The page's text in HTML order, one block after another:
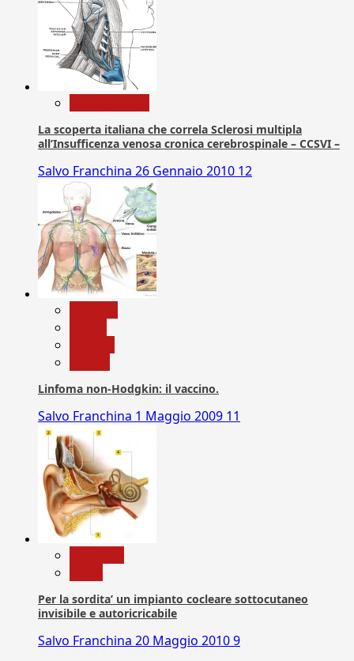
La scoperta italiana che correla Sclerosi multipla
all’Insufficenza venosa cronica cerebrospinale – CCSVI –
Salvo Franchina 26 Gennaio 2010 12
Linfoma non-Hodgkin: il vaccino.
Salvo Franchina 1 Maggio 2009 11
Per la sordita’ un impianto cocleare sottocutaneo
invisibile e autoricricabile
Salvo Franchina 20 Maggio 20109